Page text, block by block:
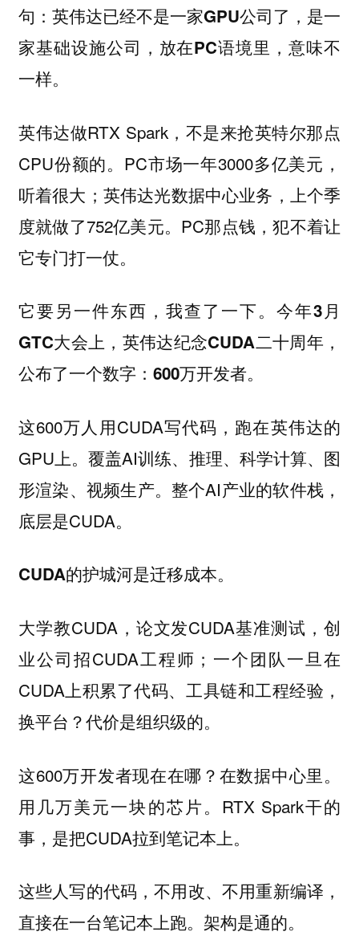
句： 英伟达已经不是一家GPU公司了，是一
家基础设施公司，放在PC语境里，意味不
一样。
英伟达做RTX Spark，不是来抢英特尔那点
CPU份额的。PC市场一年3000多亿美元，
听着很大；英伟达光数据中心业务，上个季
度就做了752亿美元。PC那点钱，犯不着让
它专门打一仗。
它要另一件东西，我查了一下。今年3月
GTC大会上，英伟达纪念CUDA二十周年，
公布了一个数字：600万开发者。
这600万人用CUDA写代码，跑在英伟达的
GPU上。覆盖AI训练、推理、科学计算、图
形渲染、视频生产。整个AI产业的软件栈，
底层是CUDA。
CUDA的护城河是迁移成本。
大学教CUDA，论文发CUDA基准测试，创
业公司招CUDA工程师；一个团队一旦在
CUDA上积累了代码、工具链和工程经验，
换平台？代价是组织级的。
这600万开发者现在在哪？在数据中心里。
用几万美元一块的芯片。RTX Spark干的
事，是把CUDA拉到笔记本上。
这些人写的代码，不用改、不用重新编译，
直接在一台笔记本上跑。架构是通的。